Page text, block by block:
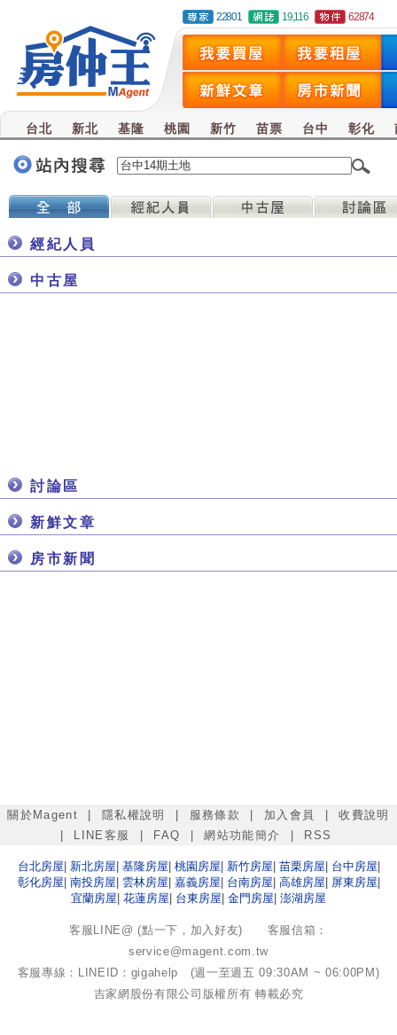
22801 19,116 62874
台北 新北 基隆 桃園 新竹 苗票 台中 彰化
經紀人員
中古屋
討論區
新鮮文章
房市新聞
關於Magent 隱私權說明 服務條款 加入會員
收費說明
LINE客服 FAQ 網站功能簡介 RSS
台北房屋 新北房屋 基隆房屋 桃園 房屋 新竹房屋 苗栗房屋 台中房屋
彰化房屋 南投房屋 雲林房屋 嘉義房屋 台南房屋 高雄房屋 屏東房屋
宜蘭房屋 花蓮房屋 台東房屋 金門 房屋 澎湖房屋
客服LINE@ (點一下，加入好友) 客服信箱：
service@magent.com.tw
客服專線：LINEID：gigahelp (週一至週五 09:30AM ~ 06:00PM)
吉家網股份有限公司 版權所有 轉載必究